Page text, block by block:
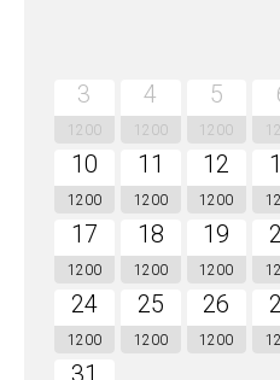
3
1200
4
1200
5
1200
10
1200
11
1200
12
1200
17
1200
18
1200
19
1200
24
1200
25
1200
26
1200